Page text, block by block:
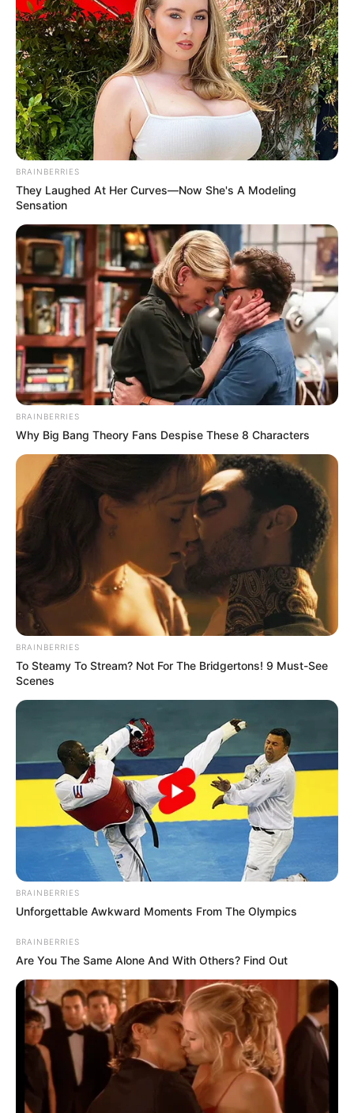
BRAINBERRIES
They Laughed At Her Curves—Now She's A Modeling
Sensation
BRAINBERRIES
Why Big Bang Theory Fans Despise These 8 Characters
BRAINBERRIES
To Steamy To Stream? Not For The Bridgertons! 9 Must-See
Scenes
BRAINBERRIES
Unforgettable Awkward Moments From The Olympics
BRAINBERRIES
Are You The Same Alone And With Others? Find Out